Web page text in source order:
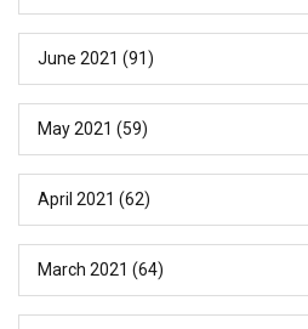
June 2021 (91)
May 2021 (59)
April 2021 (62)
March 2021 (64)